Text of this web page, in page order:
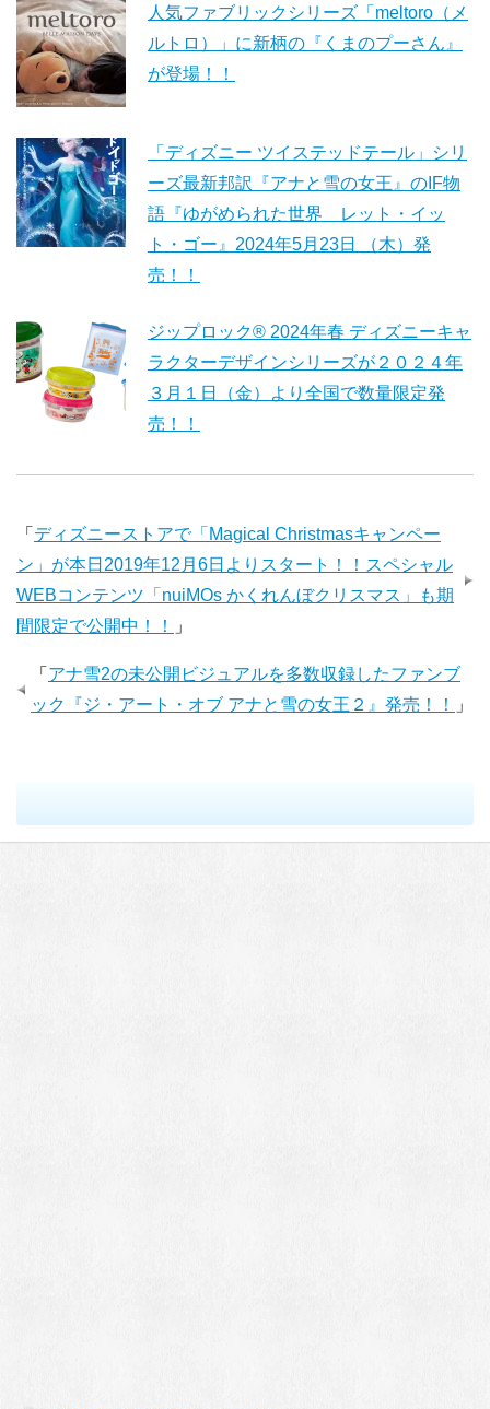
人気ファブリックシリーズ「meltoro（メ
ルトロ）」に新柄の『くまのプーさん』
が登場！！
「ディズニー ツイステッドテール」シリ
ーズ最新邦訳『アナと雪の女王』のIF物
語『ゆがめられた世界 レット・イッ
ト・ゴー』2024年5月23日 （木）発
売！！
ジップロック® 2024年春 ディズニーキャ
ラクターデザインシリーズが２０２４年
３月１日（金）より全国で数量限定発
売！！
「 ディズニーストアで「Magical Christmasキャンペー
ン」が本日2019年12月6日よりスタート！！スペシャル
WEBコンテンツ「nuiMOs かくれんぼクリスマス」も期
間限定で公開中！！
」
「 アナ雪2の未公開ビジュアルを多数収録したファンブ
ック『ジ・アート・オブ アナと雪の女王２』発売！！
」